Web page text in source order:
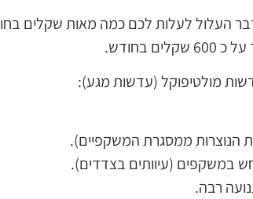
העלול לעלות לכם כמה מאות שקלים
בחודש.
מולטיפוקל (עדשות מגע):
הנוצרות ממסגרת המשקפיים).
במשקפים (עיוותים בצדדים).
רבה.